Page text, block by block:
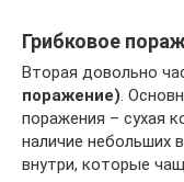
Грибковое
Вторая довольно
поражение).
поражения – сухая
наличие
внутри, которые